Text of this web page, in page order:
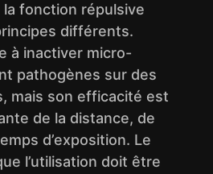
fonction répulsive
différents.
à inactiver micro-
pathogènes sur des
mais son efficacité est
de la distance, de
d’exposition. Le
l’utilisation doit être